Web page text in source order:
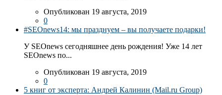
Опубликован 19 августа, 2019
0
#SEOnews14: мы празднуем – вы получаете подарки!
У SEOnews сегодняшнее день рождения! Уже 14 лет
SEOnews по...
Опубликован 19 августа, 2019
0
5 книг от эксперта: Андрей Калинин (Mail.ru Group)